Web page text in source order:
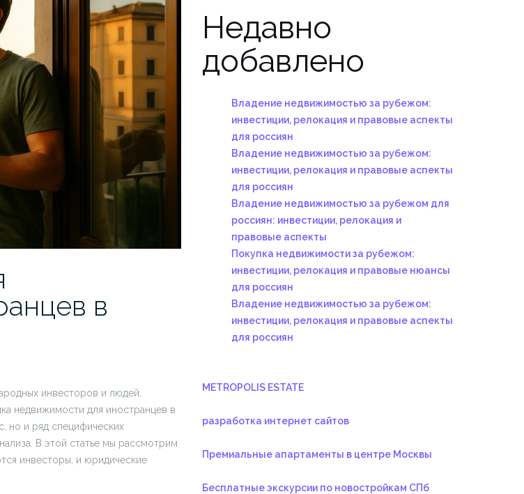
в
инвесторов и людей,
недвижимости для иностранцев в
но и ряд специфических
В этой статье мы рассмотрим
инвесторы, и юридические
Недавно
добавлено
Владение недвижимостью за рубежом:
инвестиции, релокация и правовые аспекты
для россиян
Владение недвижимостью за рубежом:
инвестиции, релокация и правовые аспекты
для россиян
Владение недвижимостью за рубежом для
россиян: инвестиции, релокация и
правовые аспекты
Покупка недвижимости за рубежом:
инвестиции, релокация и правовые нюансы
для россиян
Владение недвижимостью за рубежом:
инвестиции, релокация и правовые аспекты
для россиян
METROPOLIS ESTATE
разработка интернет сайтов
Премиальные апартаменты в центре Москвы
Бесплатные экскурсии по новостройкам СПб